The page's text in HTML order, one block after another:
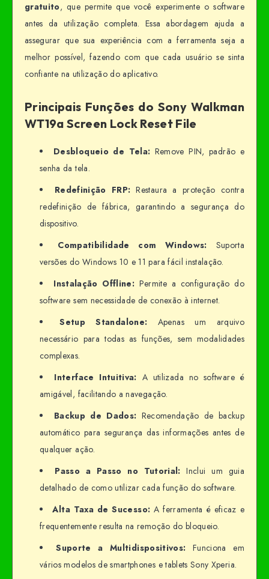
gratuito, que permite que você experimente o software
antes da utilização completa. Essa abordagem ajuda a
assegurar que sua experiência com a ferramenta seja a
melhor possível, fazendo com que cada usuário se sinta
confiante na utilização do aplicativo.
Principais Funções do Sony Walkman
WT19a Screen Lock Reset File
Desbloqueio de Tela: Remove PIN, padrão e
senha da tela.
Redefinição FRP: Restaura a proteção contra
redefinição de fábrica, garantindo a segurança do
dispositivo.
Compatibilidade com Windows: Suporta
versões do Windows 10 e 11 para fácil instalação.
Instalação Offline: Permite a configuração do
software sem necessidade de conexão à internet.
Setup Standalone: Apenas um arquivo
necessário para todas as funções, sem modalidades
complexas.
Interface Intuitiva: A utilizada no software é
amigável, facilitando a navegação.
Backup de Dados: Recomendação de backup
automático para segurança das informações antes de
qualquer ação.
Passo a Passo no Tutorial: Inclui um guia
detalhado de como utilizar cada função do software.
Alta Taxa de Sucesso: A ferramenta é eficaz e
frequentemente resulta na remoção do bloqueio.
Suporte a Multidispositivos: Funciona em
vários modelos de smartphones e tablets Sony Xperia.